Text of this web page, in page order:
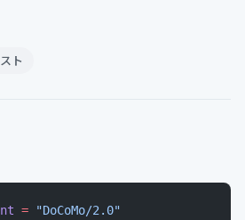
ト
= "DoCoMo/2.0"